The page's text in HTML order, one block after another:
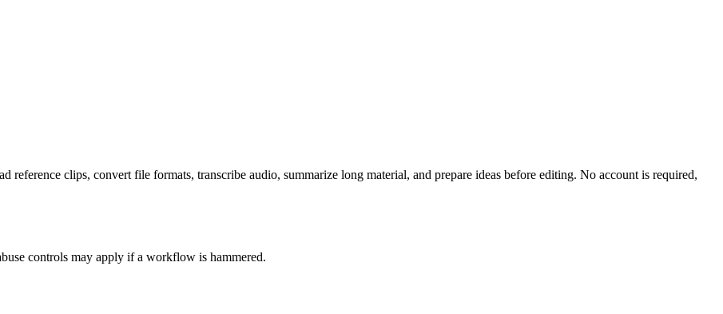
clips, convert file formats, transcribe audio, summarize long material, and prepare ideas before editing. No account is required,
controls may apply if a workflow is hammered.